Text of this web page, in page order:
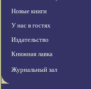
Новые книги
У нас в гостях
Издательство
Книжная лавка
Журнальный зал